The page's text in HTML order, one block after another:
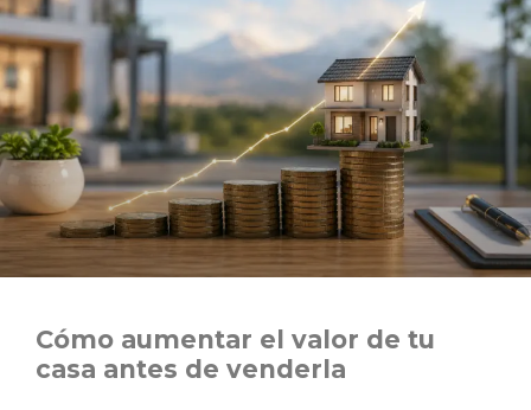
Cómo aumentar el valor de tu
casa antes de venderla